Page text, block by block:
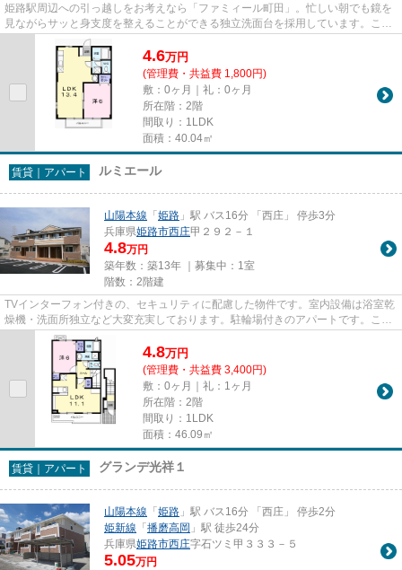
姫路駅周辺への引っ越しをお考えなら「ファミィール町田」。忙しい朝でも鏡を
見ながらサッと身支度を整えることができる独立洗面台を採用しています。こち
らはTVインターフォン付きの...
4.6万円
(管理費・共益費 1,800円)
敷：0ヶ月｜礼：0ヶ月
所在階：2階
間取り：1LDK
面積：40.04㎡
賃貸｜アパート ルミエール
山陽本線 「姫路 」駅 バス16分 「西庄」 停歩3分
兵庫県姫路市西庄甲２９２－１
4.8万円
築年数：築13年 ｜募集中： 1室
階数：2階建
TVインターフォン付きの、セキュリティに配慮した物件です。室内設備は浴室乾
燥機・洗面所独立など大変充実しております。駐輪場付きのアパートです。こち
らのアパートでは、駐車場が...
4.8万円
(管理費・共益費 3,400円)
敷：0ヶ月｜礼：1ヶ月
所在階：2階
間取り：1LDK
面積：46.09㎡
賃貸｜アパート グランデ光祥１
山陽本線 「姫路 」駅 バス16分 「西庄」 停歩2分
姫新線 「播磨高岡 」駅 徒歩24分
兵庫県姫路市西庄字石ツミ甲３３３－５
5.05万円